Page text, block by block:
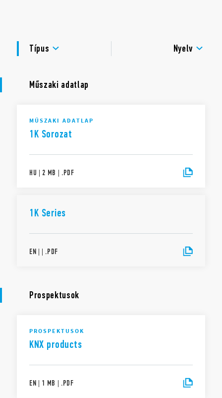
TANÚSÍTVÁNYOK
Típus
Nyelv
Műszaki adatlap
MŰSZAKI ADATLAP
1K Sorozat
HU | 2 MB | .PDF
1K Series
EN | | .PDF
Prospektusok
PROSPEKTUSOK
KNX products
EN | 1 MB | .PDF